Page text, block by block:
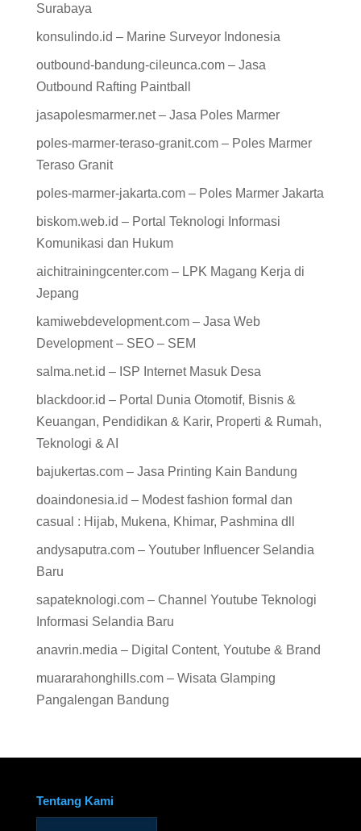
Surabaya
konsulindo.id – Marine Surveyor Indonesia
outbound-bandung-cileunca.com – Jasa
Outbound Rafting Paintball
jasapolesmarmer.net – Jasa Poles Marmer
poles-marmer-teraso-granit.com – Poles Marmer
Teraso Granit
poles-marmer-jakarta.com – Poles Marmer Jakarta
biskom.web.id – Portal Teknologi Informasi
Komunikasi dan Hukum
aichitrainingcenter.com – LPK Magang Kerja di
Jepang
kamiwebdevelopment.com – Jasa Web
Development – SEO – SEM
salma.net.id – ISP Internet Masuk Desa
blackdoor.id – Portal Dunia Otomotif, Bisnis &
Keuangan, Pendidikan & Karir, Properti & Rumah,
Teknologi & AI
bajukertas.com – Jasa Printing Kain Bandung
doaindonesia.id – Modest fashion formal dan
casual : Hijab, Mukena, Khimar, Pashmina dll
andysaputra.com – Youtuber Influencer Selandia
Baru
sapateknologi.com – Channel Youtube Teknologi
Informasi Selandia Baru
anavrin.media – Digital Content, Youtube & Brand
muararahonghills.com – Wisata Glamping
Pangalengan Bandung
Tentang Kami